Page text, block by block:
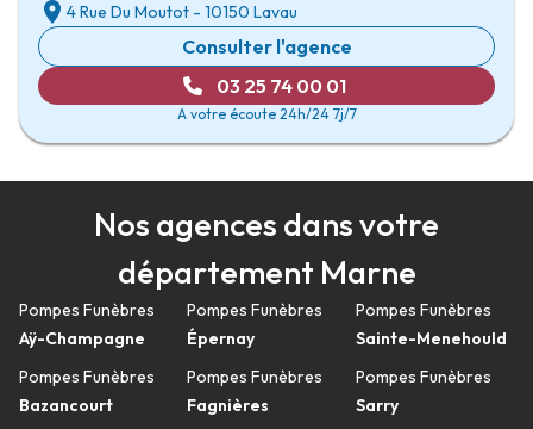
4 Rue Du Moutot - 10150 Lavau
Consulter l'agence
03 25 74 00 01
A votre écoute 24h/24 7j/7
Nos agences dans votre
département Marne
Pompes Funèbres
Aÿ-Champagne
Pompes Funèbres
Bazancourt
Pompes Funèbres
Épernay
Pompes Funèbres
Fagnières
Pompes Funèbres
Sainte-Menehould
Pompes Funèbres
Sarry